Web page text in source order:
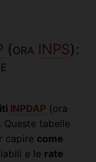
(ora INPS):
INPDAP (ora
. Queste tabelle
capire come
e le rate